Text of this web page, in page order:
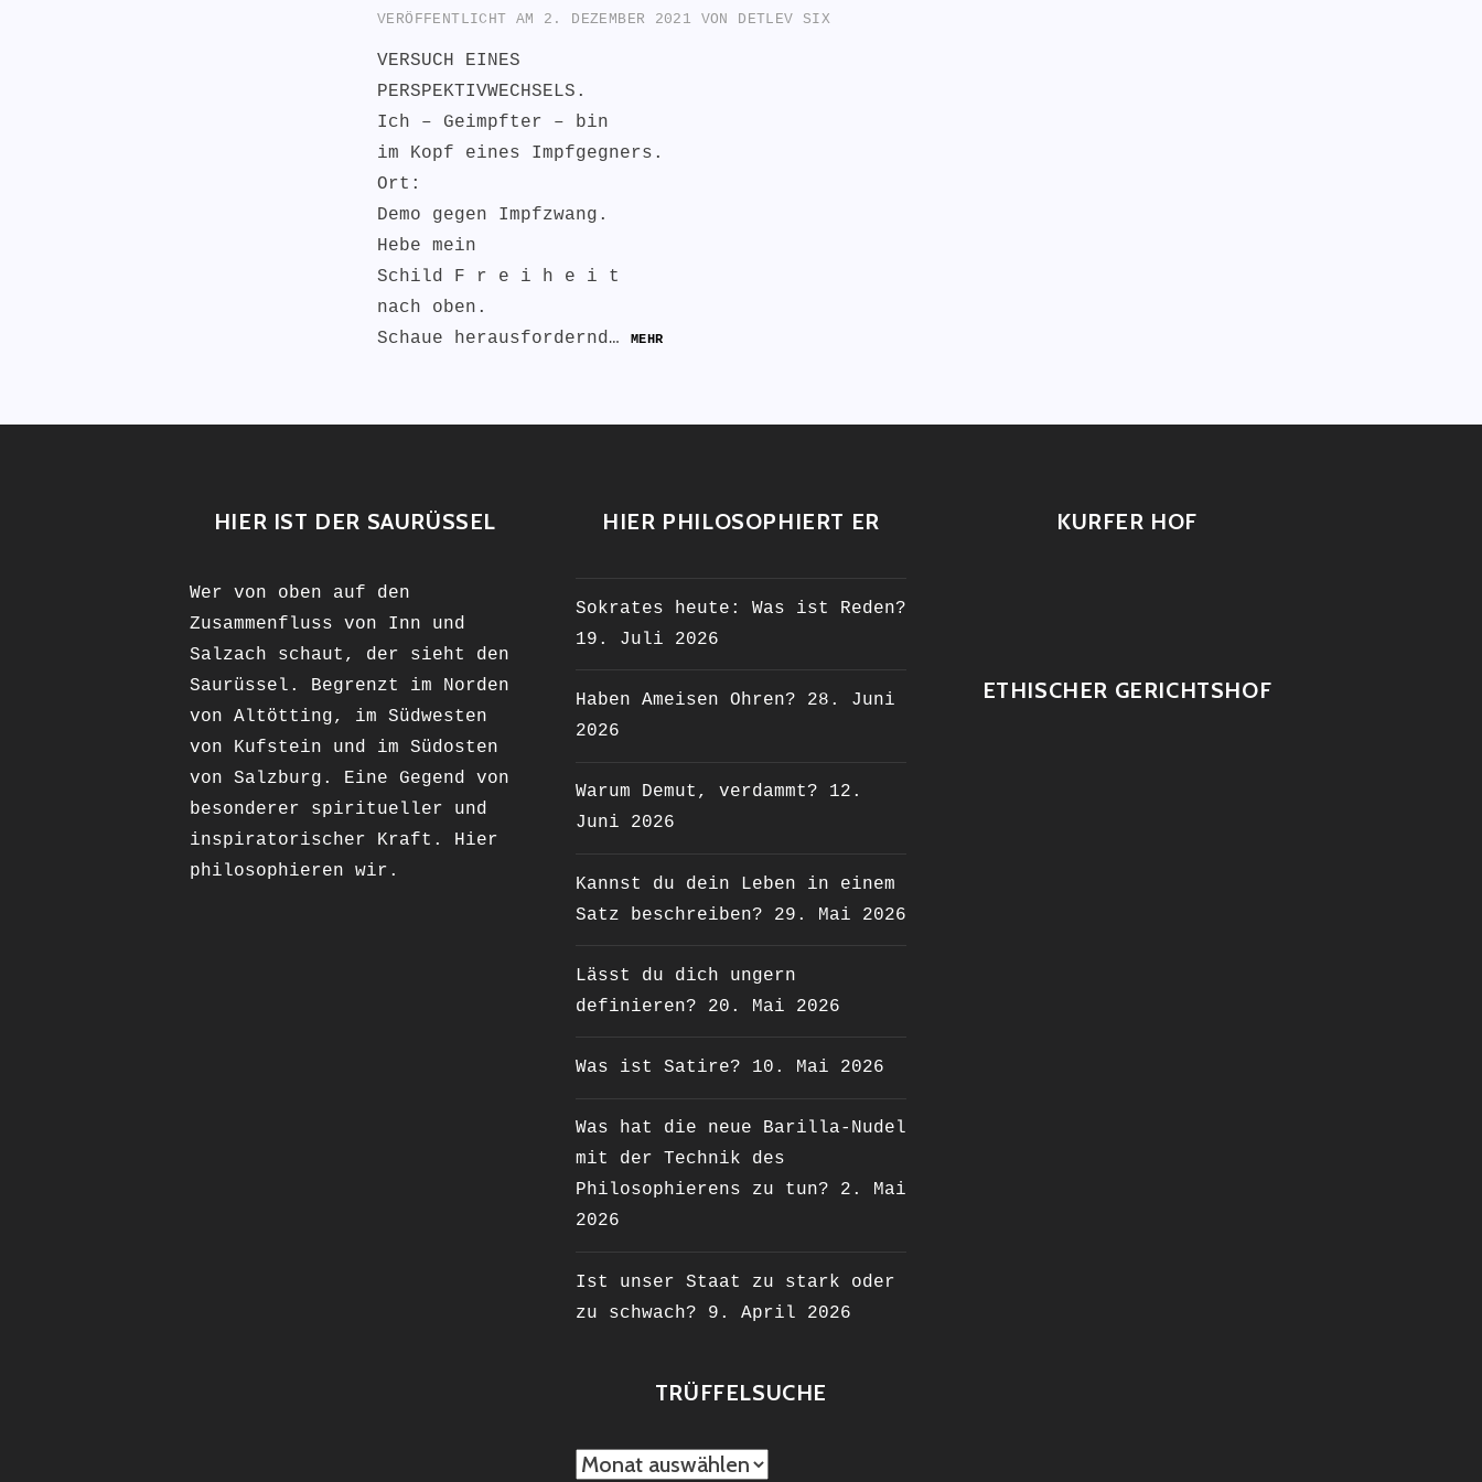
VERÖFFENTLICHT AM 2. DEZEMBER 2021 VON DETLEV SIX
VERSUCH EINES
PERSPEKTIVWECHSELS.
Ich – Geimpfter – bin
im Kopf eines Impfgegners.
Ort:
Demo gegen Impfzwang.
Hebe mein
Schild F r e i h e i t
nach oben.
Schaue herausfordernd…
MEHR
HIER IST DER SAURÜSSEL
Wer von oben auf den
Zusammenfluss von Inn und
Salzach schaut, der sieht den
Saurüssel. Begrenzt im Norden
von Altötting, im Südwesten
von Kufstein und im Südosten
von Salzburg. Eine Gegend von
besonderer spiritueller und
inspiratorischer Kraft. Hier
philosophieren wir.
HIER PHILOSOPHIERT ER
Sokrates heute: Was ist Reden?
19. Juli 2026
Haben Ameisen Ohren?
28. Juni
2026
Warum Demut, verdammt?
12.
Juni 2026
Kannst du dein Leben in einem
Satz beschreiben?
29. Mai 2026
Lässt du dich ungern
definieren?
20. Mai 2026
Was ist Satire? 10. Mai 2026
Was hat die neue Barilla-Nudel
mit der Technik des
Philosophierens zu tun?
2. Mai
2026
Ist unser Staat zu stark oder
zu schwach?
9. April 2026
TRÜFFELSUCHE
TRÜFFELSUCHE
KURFER HOF
ETHISCHER GERICHTSHOF